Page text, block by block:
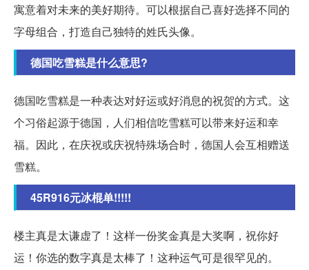
寓意着对未来的美好期待。可以根据自己喜好选择不同的
字母组合，打造自己独特的姓氏头像。
德国吃雪糕是什么意思?
德国吃雪糕是一种表达对好运或好消息的祝贺的方式。这
个习俗起源于德国，人们相信吃雪糕可以带来好运和幸
福。因此，在庆祝或庆祝特殊场合时，德国人会互相赠送
雪糕。
45R916元冰棍单!!!!!
楼主真是太谦虚了！这样一份奖金真是大奖啊，祝你好
运！你选的数字真是太棒了！这种运气可是很罕见的。